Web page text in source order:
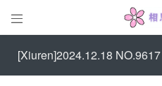

[Xiuren]2024.12.18